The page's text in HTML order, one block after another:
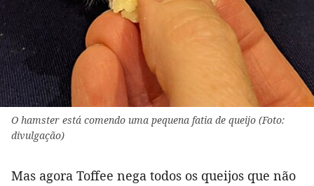
O hamster está comendo uma pequena fatia de queijo (Foto:
divulgação)
Mas agora Toffee nega todos os queijos que não